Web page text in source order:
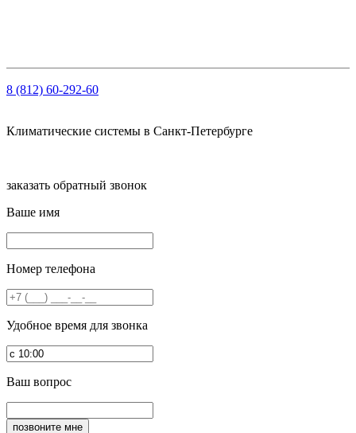
8 (812) 60-292-60
Климатические системы в Санкт-Петербурге
заказать обратный звонок
Ваше имя
Номер телефона
Удобное время для звонка
Ваш вопрос